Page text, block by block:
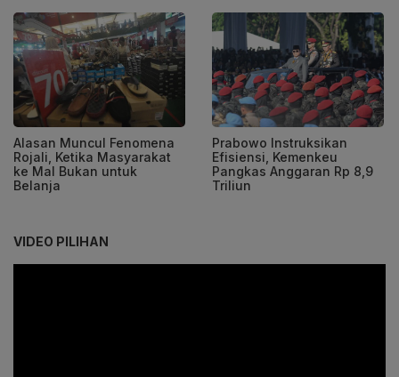
Alasan Muncul Fenomena
Rojali, Ketika Masyarakat
ke Mal Bukan untuk
Belanja
Prabowo Instruksikan
Efisiensi, Kemenkeu
Pangkas Anggaran Rp 8,9
Triliun
VIDEO PILIHAN